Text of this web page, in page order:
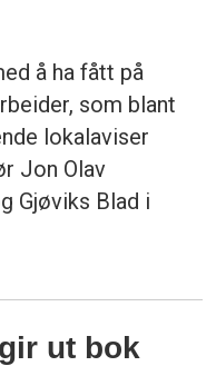
å ha fått på
som blant
lokalaviser
Jon Olav
Gjøviks Blad i
ut bok